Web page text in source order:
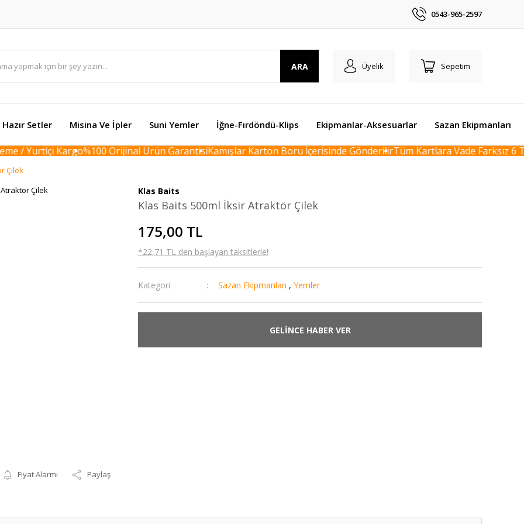
0543-965-2597
ARA Üyelik Sepetim
Hazır Setler Misina Ve İpler Suni Yemler İğne-Fırdöndü-Klips Ekipmanlar-Aksesuarlar Sazan Ekipmanları
/ Yurtiçi Kargo%100 Orijinal Ürün GarantisiKamışlar Karton Boru İçerisinde GönderilirTüm Kartlara Vade Farksız 6
Çilek
Fiyat Alarmı Paylaş
Klas Baits
Klas Baits 500ml İksir Atraktör Çilek
175,00 TL
*22,71 TL den başlayan taksitlerle!
Kategori Sazan Ekipmanları , Yemler
GELİNCE HABER VER